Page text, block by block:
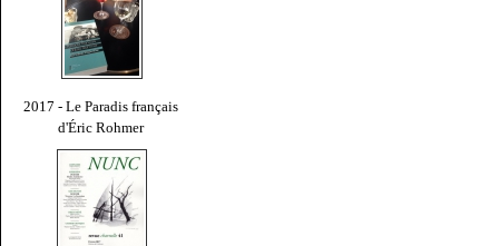
2017 - Le Paradis français
d'Éric Rohmer